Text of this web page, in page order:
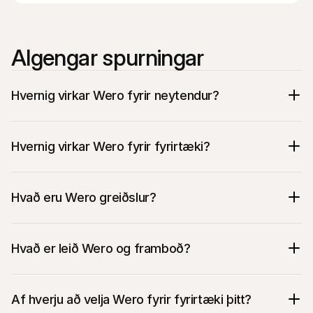
Algengar spurningar
Hvernig virkar Wero fyrir neytendur?
Þeir skanna QR kóða eða smella á tengil á
símanum sínum.
Hvernig virkar Wero fyrir fyrirtæki?
Hvað eru Wero greiðslur?
Hvað er leið Wero og framboð?
Af hverju að velja Wero fyrir fyrirtæki þitt?